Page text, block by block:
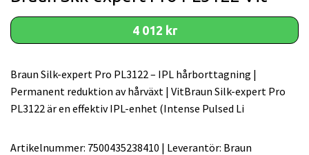
4 012 kr
Braun Silk-expert Pro PL3122 – IPL hårborttagning |
Permanent reduktion av hårväxt | VitBraun Silk-expert Pro
PL3122 är en effektiv IPL-enhet (Intense Pulsed Li
Artikelnummer: 7500435238410 | Leverantör: Braun